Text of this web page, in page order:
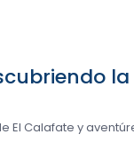
El Calafate y